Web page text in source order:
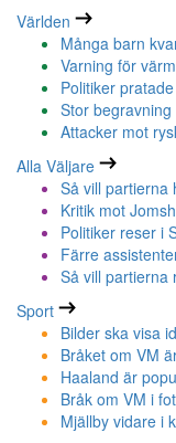
Världen
Många barn
Varning för
Politiker
Stor begravning
Attacker mot
Alla Väljare
Så vill partierna
Kritik mot
Politiker reser i
Färre
Så vill partierna
Sport
Bilder ska visa
Bråket om VM
Haaland är
Bråk om VM i
Mjällby vidare i